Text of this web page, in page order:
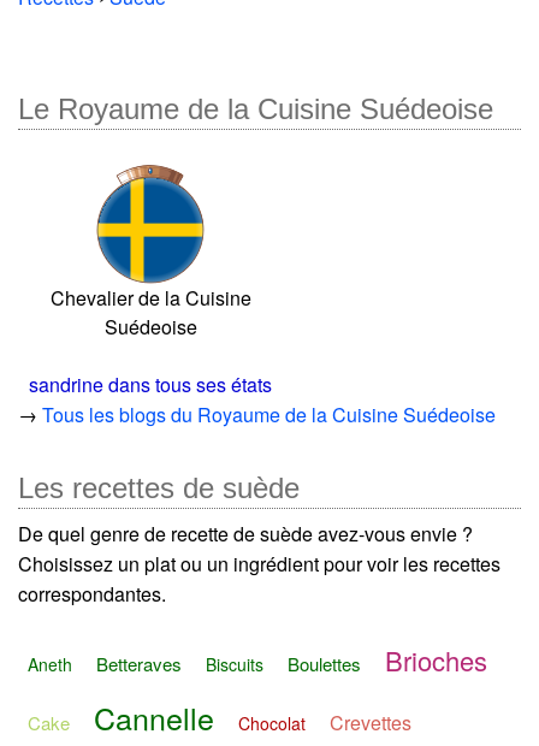
Le Royaume de la Cuisine Suédeoise
Chevalier de la Cuisine
Suédeoise
sandrine dans tous ses états
→ Tous les blogs du Royaume de la Cuisine Suédeoise
Les recettes de suède
De quel genre de recette de suède avez-vous envie ?
Choisissez un plat ou un ingrédient pour voir les recettes
correspondantes.
Aneth Betteraves Biscuits Boulettes Brioches
Cake Cannelle Chocolat Crevettes